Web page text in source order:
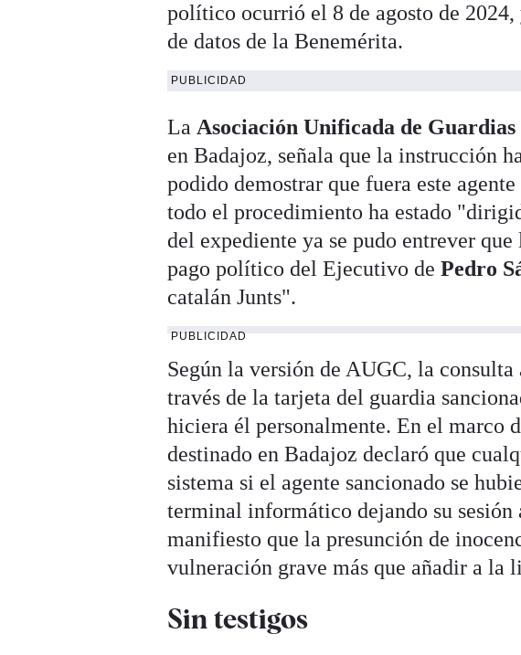
político ocurrió el 8 de agosto de
de datos de la Benemérita.
PUBLICIDAD
La Asociación Unificada de
en Badajoz, señala que la instrucción
podido demostrar que fuera este
todo el procedimiento ha estado
del expediente ya se pudo entrever
pago político del Ejecutivo dePedro
catalán Junts".
PUBLICIDAD
Según la versión de AUGC, la consulta
través de la tarjeta del guardia
hiciera él personalmente. En el marco
destinado en Badajoz declaró que
sistema si el agente sancionado se
terminal informático dejando su
manifiesto que la presunción de
vulneración grave más que añadir a la
Sin testigos